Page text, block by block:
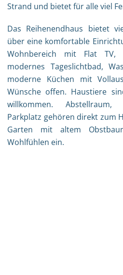
Strand und bietet für alle viel
Das Reihenendhaus bietet
über eine komfortable
Wohnbereich mit Flat TV,
modernes Tageslichtbad,
moderne Küchen mit
Wünsche offen. Haustiere
willkommen. Abstellraum,
Parkplatz gehören direkt zum
Garten mit altem
Wohlfühlen ein.